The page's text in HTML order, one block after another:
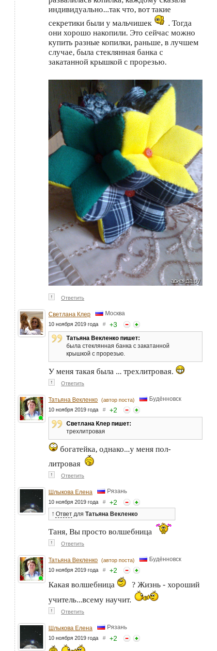
индивидуально...так что, вот такие
секретики были у мальчишек
. Тогда
они хорошо накопили. Это сейчас можно
купить разные копилки, раньше, в лучшем
случае, была стеклянная банка с
закатанной крышкой с прорезью.
↑ Ответить
Светлана Клер Москва
10 ноября 2019 года # +3
Татьяна Векленко пишет:
была стеклянная банка с закатанной
крышкой с прорезью.
У меня такая была ... трехлитровая.
↑ Ответить
Татьяна Векленко (автор поста) Будённовск
10 ноября 2019 года # +2
Светлана Клер пишет:
трехлитровая
богатейка, однако...у меня пол-
литровая
↑ Ответить
Шлыкова Елена Рязань
10 ноября 2019 года # +2
↑ Ответ для Татьяна Векленко
Таня, Вы просто волшебница
↑ Ответить
Татьяна Векленко (автор поста) Будённовск
10 ноября 2019 года # +2
Какая волшебница
? Жизнь - хороший
учитель...всему научит.
↑ Ответить
Шлыкова Елена Рязань
10 ноября 2019 года # +2